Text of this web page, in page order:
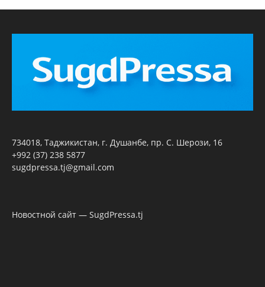
734018, Таджикистан, г. Душанбе, пр. С. Шерози, 16
+992 (37) 238 5877
sugdpressa.tj@gmail.com
Новостной сайт — SugdPressa.tj